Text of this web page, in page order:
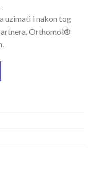
uzimati i nakon tog
Orthomol®